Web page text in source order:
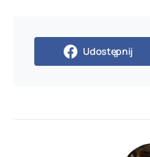
Udostępnij